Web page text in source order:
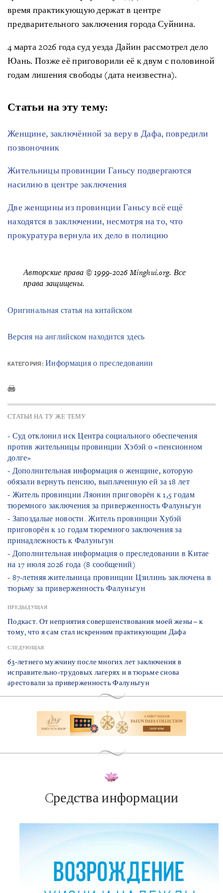
время практикующую держат в центре
предварительного заключения города Суйнина.
4 марта 2026 года суд уезда Дайин рассмотрел дело
Юань. Позже её приговорили её к двум с половиной
годам лишения свободы (дата неизвестна).
Статьи на эту тему:
Женщине, заключённой за веру в Дафа, повредили
позвоночник
Жительницы провинции Ганьсу подвергаются
насилию в центре заключения
Две женщины из провинции Ганьсу всё ещё
находятся в заключении, несмотря на то, что
прокуратура вернула их дело в полицию
Авторские права © 1999-2026 Minghui.org. Все
права защищены.
Оригинальная статья на китайском
Версия на английском находится здесь
КАТЕГОРИЯ: Информация о преследовании
СТАТЬИ НА ТУ ЖЕ ТЕМУ
- Суд отклонил иск Центра социального обеспечения
против жительницы провинции Хэбэй о «пенсионном
долге»
- Дополнительная информация о женщине, которую
обязали вернуть пенсию, выплаченную ей за 18 лет
- Житель провинции Ляонин приговорён к 1,5 годам
тюремного заключения за приверженность Фалуньгун
- Запоздалые новости. Житель провинции Хубэй
приговорён к 10 годам тюремного заключения за
принадлежность к Фалуньгун
- Дополнительная информация о преследовании в Китае
на 17 июля 2026 года (8 сообщений)
- 87-летняя жительница провинции Цзилинь заключена в
тюрьму за приверженность Фалуньгун
ПРЕДЫДУЩАЯ
Подкаст. От неприятия совершенствования моей жены – к
тому, что я сам стал искренним практикующим Дафа
СЛЕДУЮЩАЯ
63-летнего мужчину после многих лет заключения в
исправительно-трудовых лагерях и в тюрьме снова
арестовали за приверженность Фалуньгун
Cредства информации